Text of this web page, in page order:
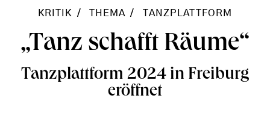
KRITIK THEMA TANZPLATTFORM
„Tanz schafft Räume“
Tanzplattform 2024 in Freiburg
eröffnet